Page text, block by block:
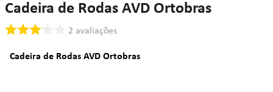
Cadeira de Rodas AVD Ortobras
2 avaliações
Cadeira de Rodas AVD Ortobras